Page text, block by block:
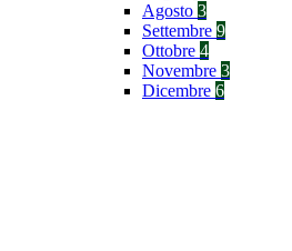
Agosto 3
Settembre 9
Ottobre 4
Novembre 3
Dicembre 6